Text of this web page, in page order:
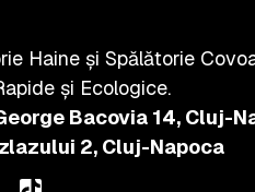
Haine și Spălătorie
și Ecologice.
Bacovia 14, Cluj-
2, Cluj-Napoca